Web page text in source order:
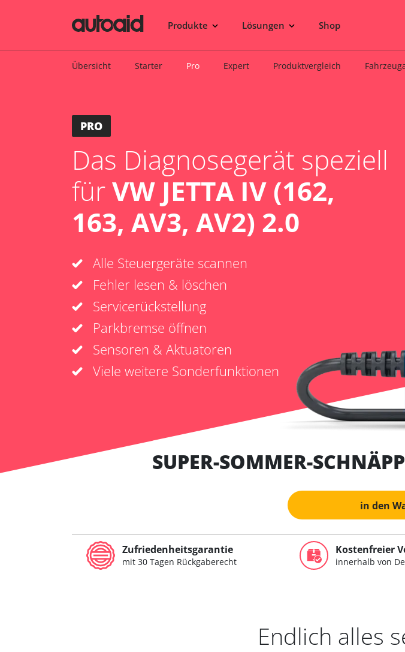
Produkte Lösungen Shop
Übersicht Starter Pro Expert Produktvergleich
PRO
Das Diagnosegerät speziell
fürVW JETTA IV (162,
163, AV3, AV2) 2.0
Alle Steuergeräte scannen
Fehler lesen & löschen
Servicerückstellung
Parkbremse öffnen
Sensoren & Aktuatoren
Viele weitere Sonderfunktionen
SUPER-SOMMER-
in den
Zufriedenheitsgarantie
mit 30 Tagen Rückgaberecht
Kostenfreier
innerhalb von
Endlich alles